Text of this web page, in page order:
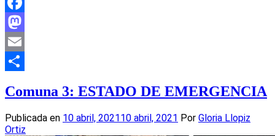
Facebook
Mastodon
Email
Comuna 3: ESTADO DE EMERGENCIA
Publicada en 10 abril, 2021 10 abril, 2021 Por Gloria Llopiz
Ortiz